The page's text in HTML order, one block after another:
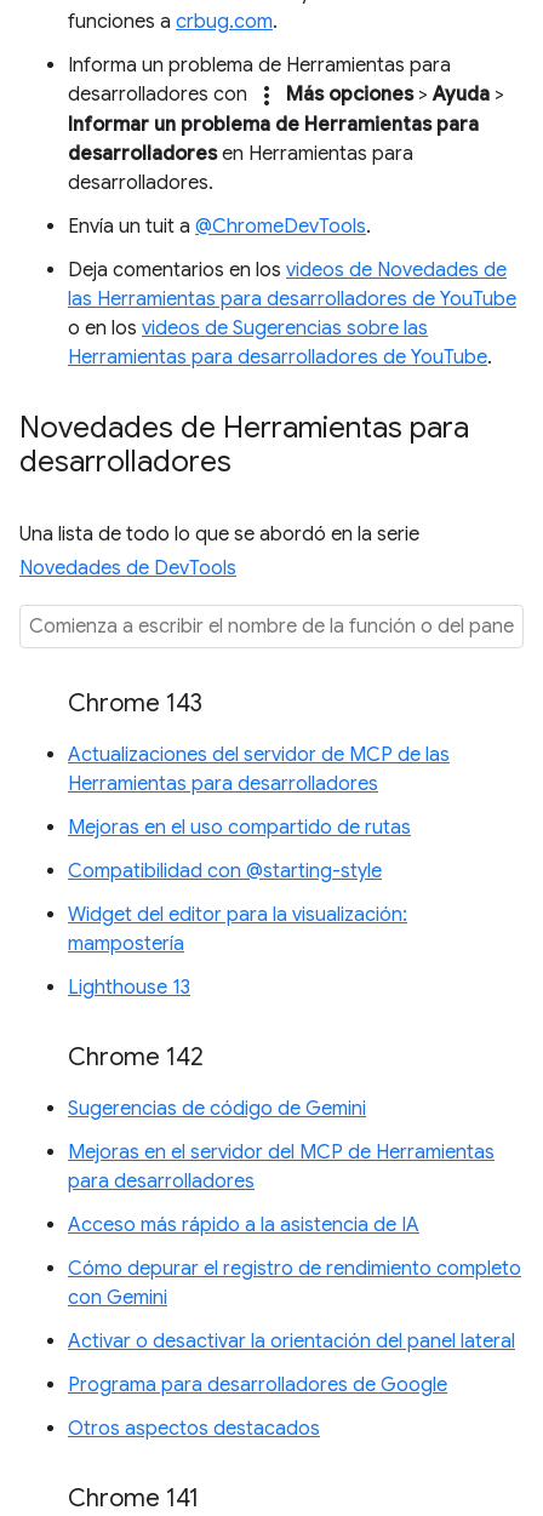
funciones a crbug.com.
Informa un problema de Herramientas para
desarrolladores con
more_vert Más opciones>Ayuda >
Informar un problema de Herramientas para
desarrolladoresen Herramientas para
desarrolladores.
Envía un tuit a @ChromeDevTools.
Deja comentarios en los videos de Novedades de
las Herramientas para desarrolladores de YouTube
o en los videos de Sugerencias sobre las
Herramientas para desarrolladores de YouTube.
Novedades de Herramientas para
desarrolladores
Una lista de todo lo que se abordó en la serie
Novedades de DevTools
Chrome 143
Actualizaciones del servidor de MCP de las
Herramientas para desarrolladores
Mejoras en el uso compartido de rutas
Compatibilidad con @starting-style
Widget del editor para la visualización:
mampostería
Lighthouse 13
Chrome 142
Sugerencias de código de Gemini
Mejoras en el servidor del MCP de Herramientas
para desarrolladores
Acceso más rápido a la asistencia de IA
Cómo depurar el registro de rendimiento completo
con Gemini
Activar o desactivar la orientación del panel lateral
Programa para desarrolladores de Google
Otros aspectos destacados
Chrome 141